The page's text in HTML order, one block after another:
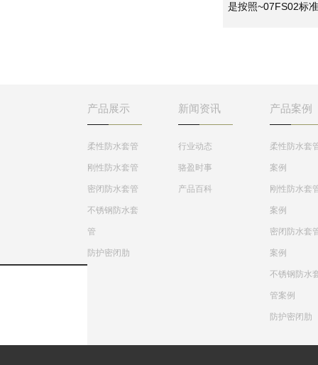
是按照~07FS02标
产品展示
柔性防水套管
刚性防水套管
密闭防水套管
不锈钢防水套
管
防护密闭肋
新闻资讯
行业动态
骆盈时事
产品百科
产品案例
柔性防水套
案例
刚性防水套
案例
密闭防水套
案例
不锈钢防水
管案例
防护密闭肋